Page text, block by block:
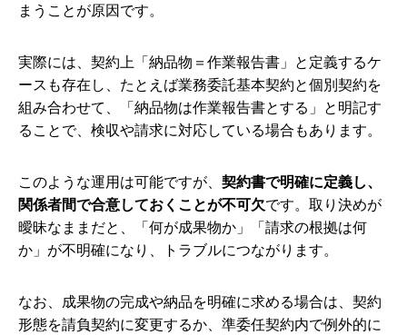
まうことが原因です。
実際には、契約上「納品物＝作業報告書」と定義するケ
ースも存在し、たとえば業務委託基本契約と個別契約を
組み合わせて、「納品物は作業報告書とする」と明記す
ることで、検収や請求に対応している場合もあります。
このような運用は可能ですが、 契約書で明確に定義し、
関係者間で合意しておくことが不可欠です。取り決めが
曖昧なままだと、「何が成果物か」「請求の根拠は何
か」が不明確になり、トラブルにつながります。
なお、成果物の完成や納品を明確に求める場合は、契約
形態を請負契約に変更するか、準委任契約内で例外的に